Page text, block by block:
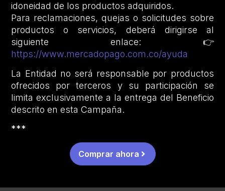
idoneidad de los productos adquiridos.
Para reclamaciones, quejas o solicitudes sobre
productos o servicios, deberá dirigirse al
siguiente enlace: 👉
https://www.mercadopago.com.co/ayuda
La Entidad no será responsable por productos
ofrecidos por terceros y su participación se
limita exclusivamente a la entrega del Beneficio
descrito en esta Campaña.
***
Comprar ahora